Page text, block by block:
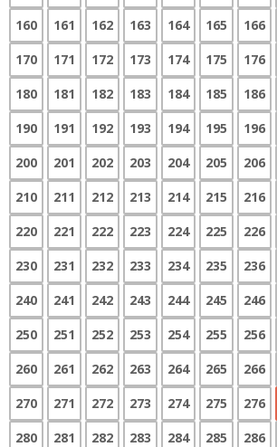
160
161 162 163 164 165 166
170
171 172 173 174 175 176
180
181 182 183 184 185 186
190
191 192 193 194 195 196
200
201 202 203 204 205 206
210
211 212 213 214 215 216
220
221 222 223 224 225 226
230
231 232 233 234 235 236
240
241 242 243 244 245 246
250
251 252 253 254 255 256
260
261 262 263 264 265 266
270
271 272 273 274 275 276
280
281 282 283 284 285 286